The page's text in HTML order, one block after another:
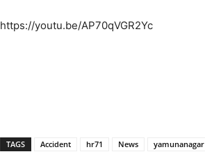
https://youtu.be/AP70qVGR2Yc
TAGS Accident hr71 News yamunanagar